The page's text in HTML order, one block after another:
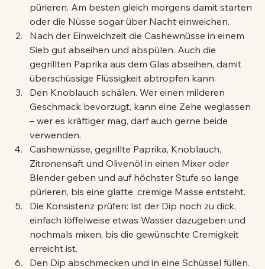
pürieren. Am besten gleich morgens damit starten
oder die Nüsse sogar über Nacht einweichen.
Nach der Einweichzeit die Cashewnüsse in einem
Sieb gut abseihen und abspülen. Auch die
gegrillten Paprika aus dem Glas abseihen, damit
überschüssige Flüssigkeit abtropfen kann.
Den Knoblauch schälen. Wer einen milderen
Geschmack bevorzugt, kann eine Zehe weglassen
– wer es kräftiger mag, darf auch gerne beide
verwenden.
Cashewnüsse, gegrillte Paprika, Knoblauch,
Zitronensaft und Olivenöl in einen Mixer oder
Blender geben und auf höchster Stufe so lange
pürieren, bis eine glatte, cremige Masse entsteht.
Die Konsistenz prüfen: Ist der Dip noch zu dick,
einfach löffelweise etwas Wasser dazugeben und
nochmals mixen, bis die gewünschte Cremigkeit
erreicht ist.
Den Dip abschmecken und in eine Schüssel füllen.